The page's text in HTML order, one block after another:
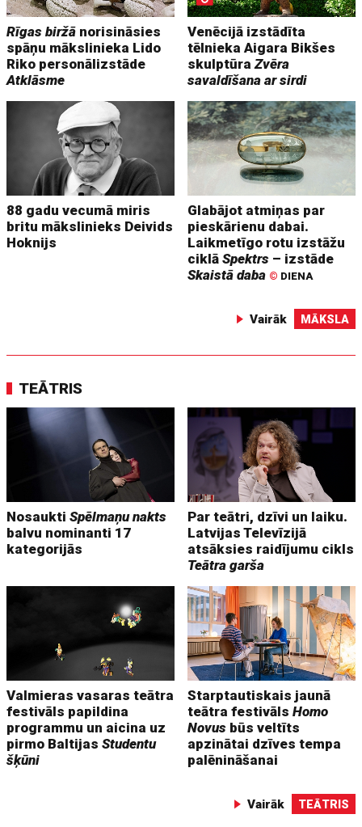
Rīgas biržā norisināsies
spāņu mākslinieka Lido
Riko personālizstāde
Atklāsme
Venēcijā izstādīta
tēlnieka Aigara Bikšes
skulptūraZvēra
savaldīšana ar sirdi
88 gadu vecumā miris
britu mākslinieks Deivids
Hoknijs
Glabājot atmiņas par
pieskārienu dabai.
Laikmetīgo rotu izstāžu
ciklāSpektrs – izstāde
Skaistā daba © DIENA
Vairāk MĀKSLA
TEĀTRIS
NosauktiSpēlmaņu nakts
balvu nominanti 17
kategorijās
Par teātri, dzīvi un laiku.
Latvijas Televīzijā
atsāksies raidījumu cikls
Teātra garša
Valmieras vasaras teātra
festivāls papildina
programmu un aicina uz
pirmo BaltijasStudentu
šķūni
Starptautiskais jaunā
teātra festivālsHomo
Novus būs veltīts
apzinātai dzīves tempa
palēnināšanai
Vairāk TEĀTRIS